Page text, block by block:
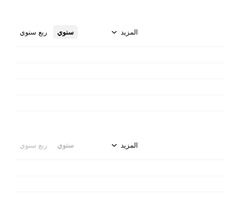
سنوي ربع سنوي المزيد
سنوي ربع سنوي المزيد